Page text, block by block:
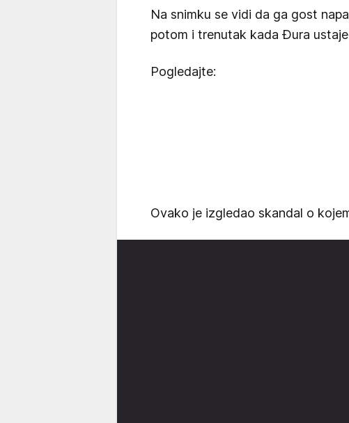
Na snimku se vidi da ga gost
potom i trenutak kada Đura
Pogledajte:
Ovako je izgledao skandal o